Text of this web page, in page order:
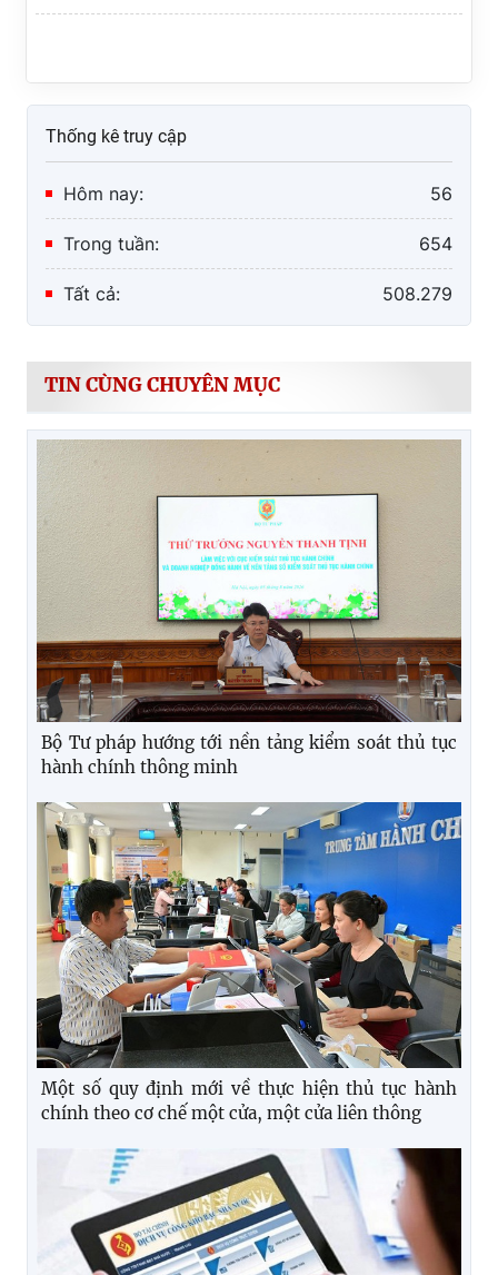
Thống kê truy cập
Hôm nay: 56
Trong tuần: 654
Tất cả: 508.279
TIN CÙNG CHUYÊN MỤC
Bộ Tư pháp hướng tới nền tảng kiểm soát thủ tục
hành chính thông minh
Một số quy định mới về thực hiện thủ tục hành
chính theo cơ chế một cửa, một cửa liên thông